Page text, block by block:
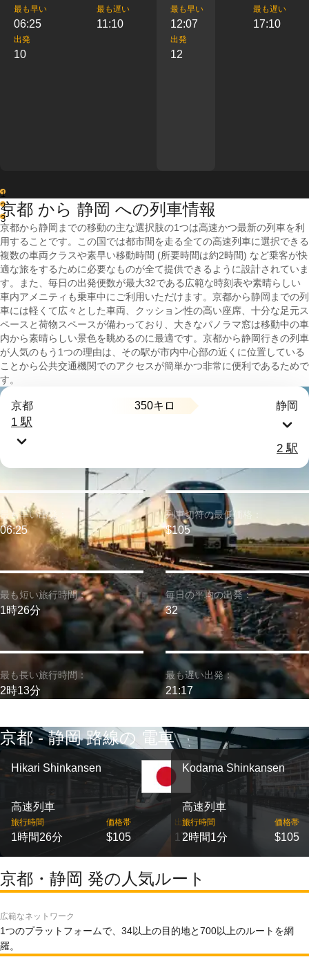
最も早い
06:25
最も遅い
11:10
出発
10
最も早い
12:07
最も遅い
17:10
出発
12
1
2
3
京都 から 静岡 への列車情報
京都から静岡までの移動の主な選択肢の1つは高速かつ最新の列車を利
用することです。この国では都市間を走る全ての高速列車に選択できる
複数の車両クラスや素早い移動時間 (所要時間は約2時間) など乗客が快
適な旅をするために必要なものが全て提供できるように設計されていま
す。また、毎日の出発便数が最大32である広範な時刻表や素晴らしい
車内アメニティも乗車中にご利用いただけます。京都から静岡までの列
車には軽くて広々とした車両、クッション性の高い座席、十分な足元ス
ペースと荷物スペースが備わっており、大きなパノラマ窓は移動中の車
内から素晴らしい景色を眺めるのに最適です。京都から静岡行きの列車
が人気のもう1つの理由は、その駅が市内中心部の近くに位置している
ことから公共交通機関でのアクセスが簡単かつ非常に便利であるためで
す。
京都 350キロ 静岡
1 駅
2 駅
最も短い旅行時間：
1時26分
最も早い出発：
06:25
最も長い旅行時間：
2時13分
列車切符の最低価格：
$105
毎日の平均の出発：
32
最も遅い出発：
21:17
京都 - 静岡 路線の 電車
Hikari Shinkansen
高速列車
旅行時間
1時間26分
価格帯
$105
出発
17
Kodama Shinkansen
高速列車
旅行時間
2時間1分
価格帯
$105
京都・静岡 発の人気ルート
広範なネットワーク
1つのプラットフォームで、34以上の目的地と700以上のルートを網
羅。